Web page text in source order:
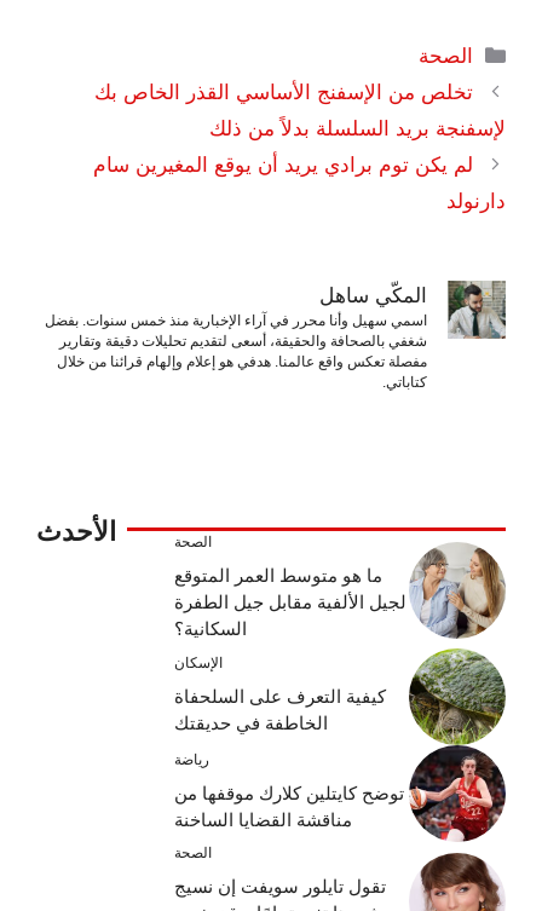
التصنيفات
الصحة
تخلص من الإسفنج الأساسي القذر الخاص بك
لإسفنجة بريد السلسلة بدلاً من ذلك
لم يكن توم برادي يريد أن يوقع المغيرين سام
دارنولد
المكّي ساهل
اسمي سهيل وأنا محرر في آراء الإخبارية منذ خمس سنوات. بفضل
شغفي بالصحافة والحقيقة، أسعى لتقديم تحليلات دقيقة وتقارير
مفصلة تعكس واقع عالمنا. هدفي هو إعلام وإلهام قرائنا من خلال
كتاباتي.
الأحدث الصحة
ما هو متوسط ​​العمر المتوقع
لجيل الألفية مقابل جيل الطفرة
السكانية؟
الإسكان
كيفية التعرف على السلحفاة
الخاطفة في حديقتك
رياضة
توضح كايتلين كلارك موقفها من
مناقشة القضايا الساخنة
الصحة
تقول تايلور سويفت إن نسيج